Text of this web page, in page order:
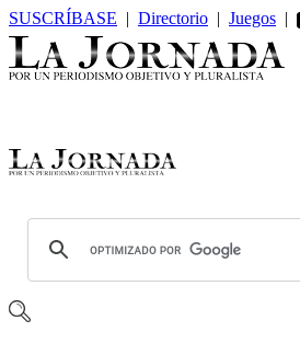
SUSCRÍBASE | Directorio | Juegos |